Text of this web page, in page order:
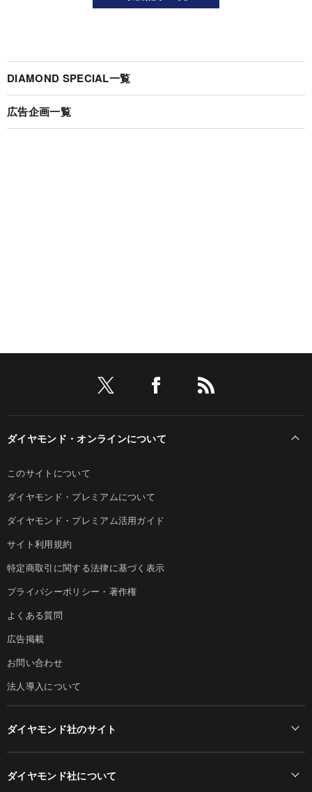
DIAMOND SPECIAL一覧
広告企画一覧
ダイヤモンド・オンラインについて
このサイトについて
ダイヤモンド・プレミアムについて
ダイヤモンド・プレミアム活用ガイド
サイト利用規約
特定商取引に関する法律に基づく表示
プライバシーポリシー・著作権
よくある質問
広告掲載
お問い合わせ
法人導入について
ダイヤモンド社のサイト
ダイヤモンド社について